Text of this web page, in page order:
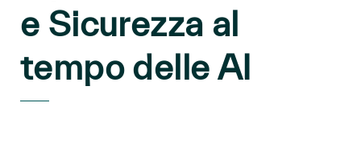
e Sicurezza al
tempo delle AI